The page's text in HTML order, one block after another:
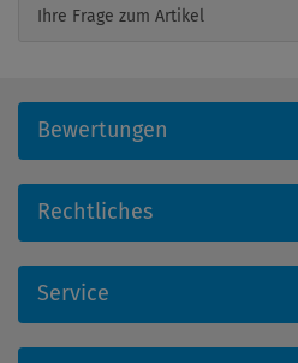
Ihre Frage zum Artikel
Bewertungen
Rechtliches
Service